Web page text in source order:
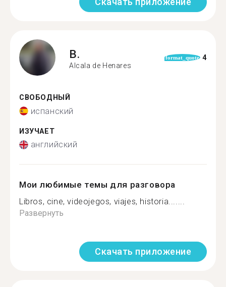
B.
Alcala de Henares
format_quote 4
СВОБОДНЫЙ
испанский
ИЗУЧАЕТ
английский
Мои любимые темы для разговора
Libros, cine, videojegos, viajes, historia.......
Развернуть
Скачать приложение